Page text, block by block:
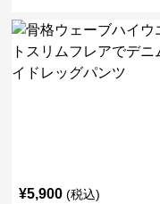
¥5,900 (税込)